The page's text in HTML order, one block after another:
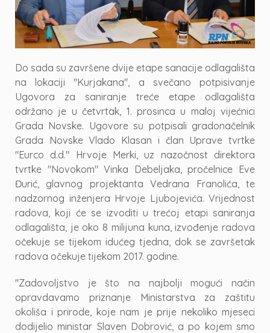
Do sada su završene dvije etape sanacije odlagališta
na lokaciji "Kurjakana", a svečano potpisivanje
Ugovora za saniranje treće etape odlagališta
održano je u četvrtak, 1. prosinca u maloj vijećnici
Grada Novske. Ugovore su potpisali gradonačelnik
Grada Novske Vlado Klasan i član Uprave tvrtke
"Eurco d.d." Hrvoje Merki, uz nazočnost direktora
tvrtke "Novokom" Vinka Debeljaka, pročelnice Eve
Đurić, glavnog projektanta Vedrana Franolića, te
nadzornog inženjera Hrvoje Ljubojevića. Vrijednost
radova, koji će se izvoditi u trećoj etapi saniranja
odlagališta, je oko 8 milijuna kuna, izvođenje radova
očekuje se tijekom idućeg tjedna, dok se završetak
radova očekuje tijekom 2017. godine.
"Zadovoljstvo je što na najbolji mogući način
opravdavamo priznanje Ministarstva za zaštitu
okoliša i prirode, koje nam je prije nekoliko mjeseci
dodijelio ministar Slaven Dobrović, a po kojem smo